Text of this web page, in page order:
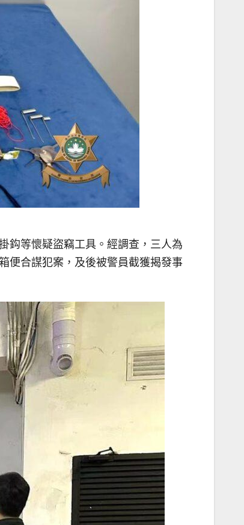
鈎等懷疑盜竊工具。經調查，三人為
便合謀犯案，及後被警員截獲揭發事